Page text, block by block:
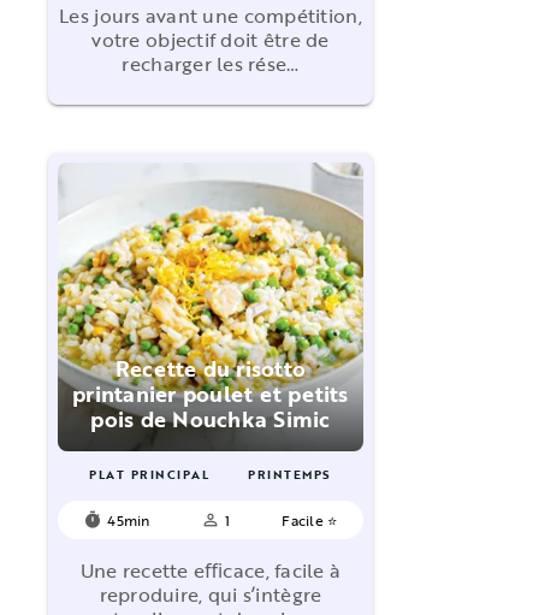
Les jours avant une compétition,
votre objectif doit être de
recharger les rése…
Recette du risotto
printanier poulet et petits
pois de Nouchka Simic
PLAT PRINCIPAL PRINTEMPS
timer 45min person_outline 1 Facile ⭐
Une recette eﬃcace, facile à
reproduire, qui s’intègre